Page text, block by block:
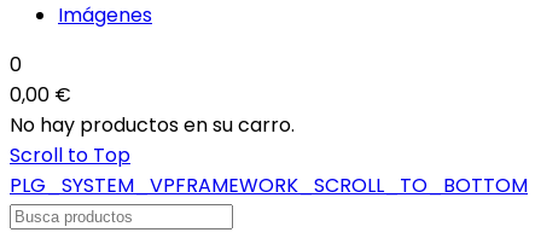
Imágenes
0
0,00 €
No hay productos en su carro.
Scroll to Top
PLG_SYSTEM_VPFRAMEWORK_SCROLL_TO_BOTTOM